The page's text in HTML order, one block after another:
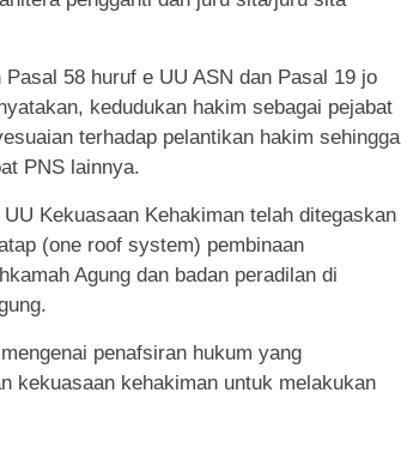
58 huruf e UU ASN dan Pasal 19 jo
kedudukan hakim sebagai pejabat
terhadap pelantikan hakim sehingga
PNS lainnya.
Kekuasaan Kehakiman telah ditegaskan
(one roof system) pembinaan
Agung dan badan peradilan di
penafsiran hukum yang
kekuasaan kehakiman untuk melakukan